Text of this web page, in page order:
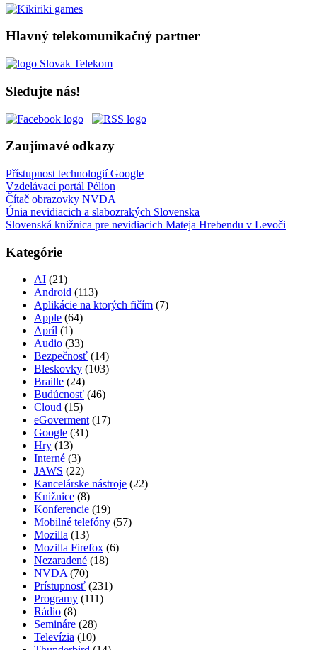
Hlavný telekomunikačný partner
Sledujte nás!
Zaujímavé odkazy
Přístupnost technologií Google
Vzdelávací portál Pélion
Čítač obrazovky NVDA
Únia nevidiacich a slabozrakých Slovenska
Slovenská knižnica pre nevidiacich Mateja Hrebendu v Levoči
Kategórie
AI (21)
Android (113)
Aplikácie na ktorých fičím (7)
Apple (64)
Apríl (1)
Audio (33)
Bezpečnosť (14)
Bleskovky (103)
Braille (24)
Budúcnosť (46)
Cloud (15)
eGoverment (17)
Google (31)
Hry (13)
Interné (3)
JAWS (22)
Kancelárske nástroje (22)
Knižnice (8)
Konferencie (19)
Mobilné telefóny (57)
Mozilla (13)
Mozilla Firefox (6)
Nezaradené (18)
NVDA (70)
Prístupnosť (231)
Programy (111)
Rádio (8)
Semináre (28)
Televízia (10)